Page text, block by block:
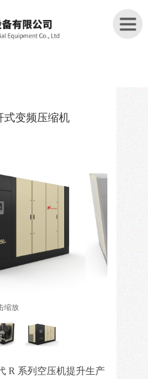
式变频压缩机
缩放
R 系列空压机提升生产